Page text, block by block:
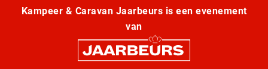
Kampeer & Caravan Jaarbeurs is een evenement
van